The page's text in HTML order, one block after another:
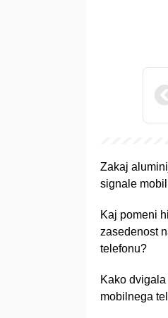
Zakaj
signale
Kaj pomeni
zasedenost
telefonu?
Kako
mobilnega